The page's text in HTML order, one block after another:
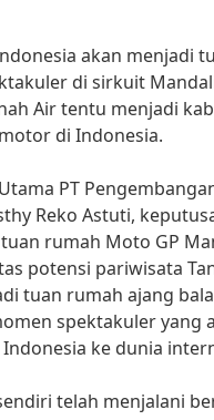
akan menjadi
di sirkuit
Air tentu menjadi
di Indonesia.
PT
Reko Astuti,
rumah Moto GP
potensi pariwisata
tuan rumah ajang
spektakuler yang
ke dunia
telah menjalani